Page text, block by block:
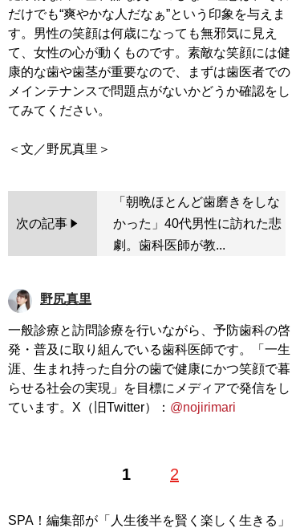
だけでも“爽やかな人だなぁ”という印象を与えま
す。男性の笑顔は何歳になっても無邪気に見え
て、女性の心が動くものです。素敵な笑顔には健
康的な歯や歯茎が重要なので、まずは歯医者での
メインテナンスで問題点がないかどうか確認をし
てみてください。
次の記事
「朝晩ほとんど歯磨きをしな
かった」40代男性に訪れた悲
劇。歯科医師が教...
野尻真里
一般診療と訪問診療を行いながら、予防歯科の啓
発・普及に取り組んでいる歯科医師です。「一生
涯、生まれ持った自分の歯で健康にかつ笑顔で暮
らせる社会の実現」を目標にメディアで発信をし
ています。X（旧Twitter）： @nojirimari
1 2
SPA！編集部が「人生後半を賢く楽しく生きる」